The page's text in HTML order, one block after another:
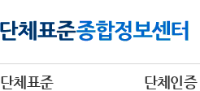
단체표준 단체인증